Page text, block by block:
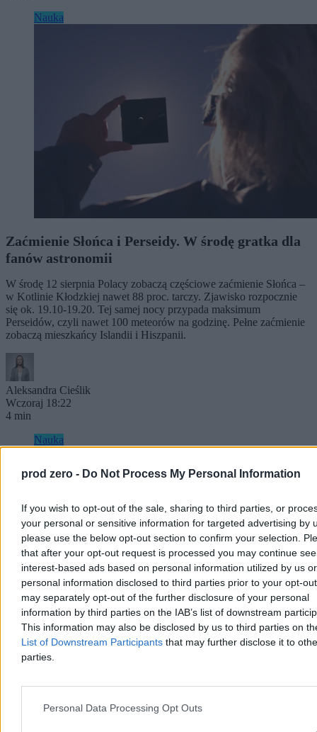
prod zero - Do Not Process My Personal Information
If you wish to opt-out of the sale, sharing to third parties, or
your personal or sensitive information for targeted advertising by
please use the below opt-out section to confirm your selection.
that after your opt-out request is processed you may continue
interest-based ads based on personal information utilized by us or
personal information disclosed to third parties prior to your opt-
may separately opt-out of the further disclosure of your personal
information by third parties on the IAB’s list of downstream
This information may also be disclosed by us to third parties on
List of Downstream Participants that may further disclose it to
parties.
Personal Data Processing Opt Outs
Nauka
Zaćmienie Słońca i Perseidy. W środę gratka dla
fanów astronomii
W środę 12 sierpnia Polacy zobaczą częściowe zaćmienie Słońca –
w Kotlinie Kłodzkiej nawet 88 proc. tarczy. Zjawisko rozpocznie
się ok. 19.10-19.20. Tej samej nocy przypada maksimum
Perseidów, czyli nawet 100 meteorów na godzinę. Pełne zaćmienie
zobaczą mieszkańcy Islandii i Hiszpanii.
Aleksandra Cieślik
Wczoraj 18:22
4 min
Nauka
W poniedziałek w pobliżu Ziemi będzie duża
W poniedziałek 10 sierpnia w pobliżu naszej planety przemknie